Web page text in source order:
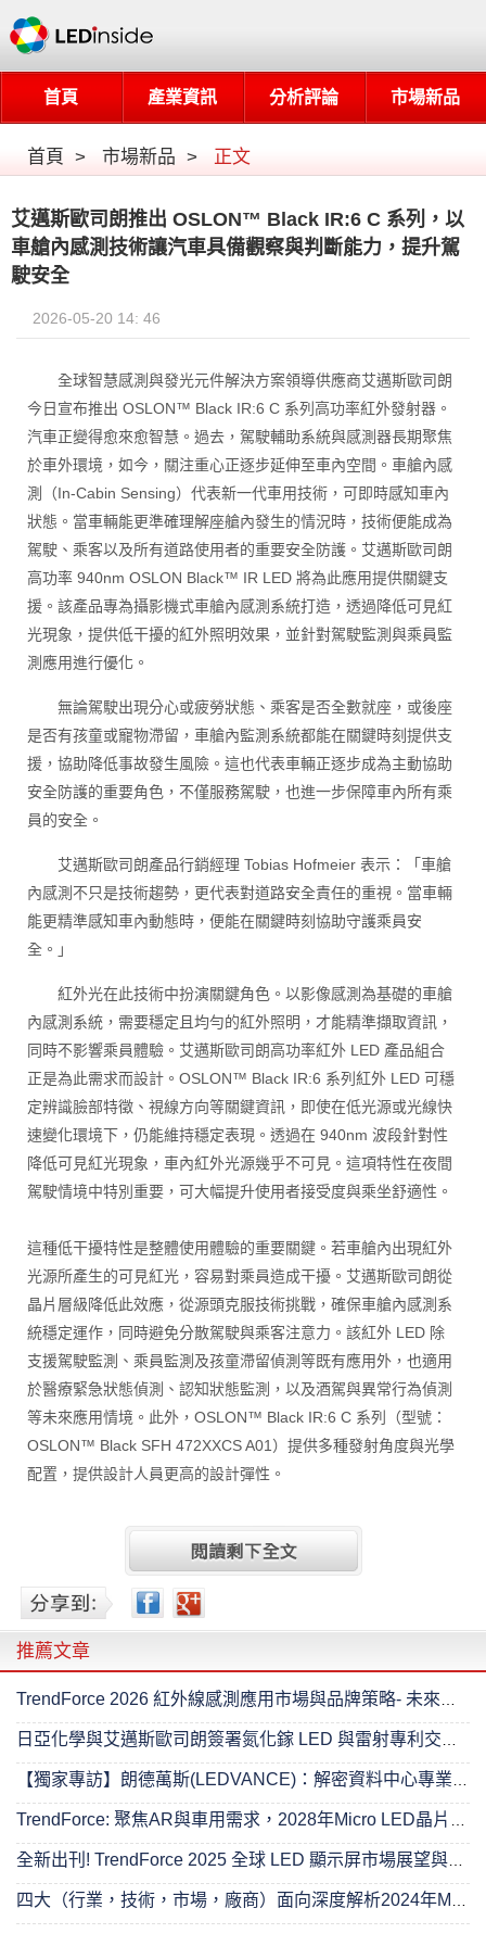
市場新品
分析評論
產業資訊
首頁
首頁 > 市場新品 > 正文
艾邁斯歐司朗推出 OSLON™ Black IR:6 C 系列，以
車艙內感測技術讓汽車具備觀察與判斷能力，提升駕
駛安全
2026-05-20 14: 46
全球智慧感測與發光元件解決方案領導供應商艾邁斯歐司朗
今日宣布推出 OSLON™ Black IR:6 C 系列高功率紅外發射器。
汽車正變得愈來愈智慧。過去，駕駛輔助系統與感測器長期聚焦
於車外環境，如今，關注重心正逐步延伸至車內空間。車艙內感
測（In-Cabin Sensing）代表新一代車用技術，可即時感知車內
狀態。當車輛能更準確理解座艙內發生的情況時，技術便能成為
駕駛、乘客以及所有道路使用者的重要安全防護。艾邁斯歐司朗
高功率 940nm OSLON Black™ IR LED 將為此應用提供關鍵支
援。該產品專為攝影機式車艙內感測系統打造，透過降低可見紅
光現象，提供低干擾的紅外照明效果，並針對駕駛監測與乘員監
測應用進行優化。
無論駕駛出現分心或疲勞狀態、乘客是否全數就座，或後座
是否有孩童或寵物滯留，車艙內監測系統都能在關鍵時刻提供支
援，協助降低事故發生風險。這也代表車輛正逐步成為主動協助
安全防護的重要角色，不僅服務駕駛，也進一步保障車內所有乘
員的安全。
艾邁斯歐司朗產品行銷經理 Tobias Hofmeier 表示：「車艙
內感測不只是技術趨勢，更代表對道路安全責任的重視。當車輛
能更精準感知車內動態時，便能在關鍵時刻協助守護乘員安
全。」
紅外光在此技術中扮演關鍵角色。以影像感測為基礎的車艙
內感測系統，需要穩定且均勻的紅外照明，才能精準擷取資訊，
同時不影響乘員體驗。艾邁斯歐司朗高功率紅外 LED 產品組合
正是為此需求而設計。OSLON™ Black IR:6 系列紅外 LED 可穩
定辨識臉部特徵、視線方向等關鍵資訊，即使在低光源或光線快
速變化環境下，仍能維持穩定表現。透過在 940nm 波段針對性
降低可見紅光現象，車內紅外光源幾乎不可見。這項特性在夜間
駕駛情境中特別重要，可大幅提升使用者接受度與乘坐舒適性。
這種低干擾特性是整體使用體驗的重要關鍵。若車艙內出現紅外
光源所產生的可見紅光，容易對乘員造成干擾。艾邁斯歐司朗從
晶片層級降低此效應，從源頭克服技術挑戰，確保車艙內感測系
統穩定運作，同時避免分散駕駛與乘客注意力。該紅外 LED 除
支援駕駛監測、乘員監測及孩童滯留偵測等既有應用外，也適用
於醫療緊急狀態偵測、認知狀態監測，以及酒駕與異常行為偵測
等未來應用情境。此外，OSLON™ Black IR:6 C 系列（型號：
OSLON™ Black SFH 472XXCS A01）提供多種發射角度與光學
配置，提供設計人員更高的設計彈性。
推薦文章